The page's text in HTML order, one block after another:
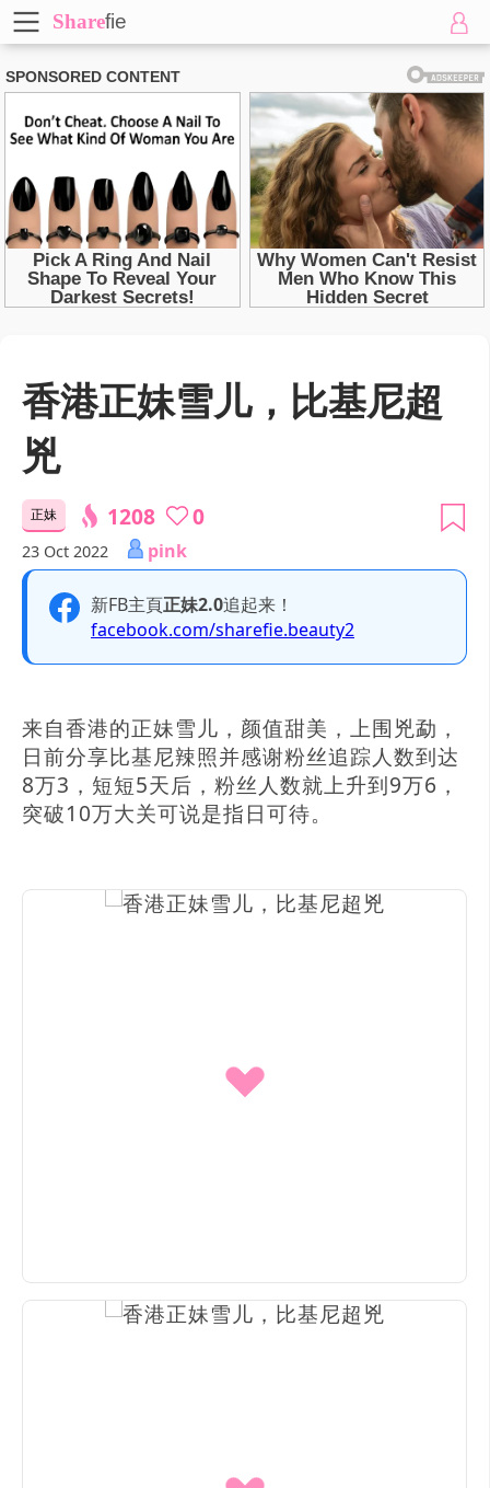
Sharefie
香港正妹雪儿，比基尼超
兇
正妹 1208 0
23 Oct 2022 pink
新FB主頁正妹2.0追起来！
facebook.com/sharefie.beauty2
来自香港的正妹雪儿，颜值甜美，上围兇勐，
日前分享比基尼辣照并感谢粉丝追踪人数到达
8万3，短短5天后，粉丝人数就上升到9万6，
突破10万大关可说是指日可待。